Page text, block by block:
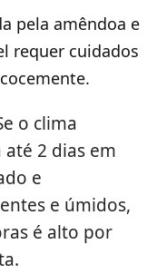
pela amêndoa e
requer cuidados
o clima
2 dias em
e
e úmidos,
é alto por